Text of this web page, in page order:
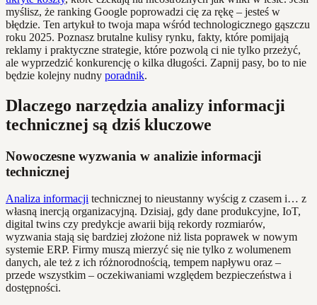
myślisz, że ranking Google poprowadzi cię za rękę – jesteś w
błędzie. Ten artykuł to twoja mapa wśród technologicznego gąszczu
roku 2025. Poznasz brutalne kulisy rynku, fakty, które pomijają
reklamy i praktyczne strategie, które pozwolą ci nie tylko przeżyć,
ale wyprzedzić konkurencję o kilka długości. Zapnij pasy, bo to nie
będzie kolejny nudny poradnik.
Dlaczego narzędzia analizy informacji
technicznej są dziś kluczowe
Nowoczesne wyzwania w analizie informacji
technicznej
Analiza informacji technicznej to nieustanny wyścig z czasem i… z
własną inercją organizacyjną. Dzisiaj, gdy dane produkcyjne, IoT,
digital twins czy predykcje awarii biją rekordy rozmiarów,
wyzwania stają się bardziej złożone niż lista poprawek w nowym
systemie ERP. Firmy muszą mierzyć się nie tylko z wolumenem
danych, ale też z ich różnorodnością, tempem napływu oraz –
przede wszystkim – oczekiwaniami względem bezpieczeństwa i
dostępności.